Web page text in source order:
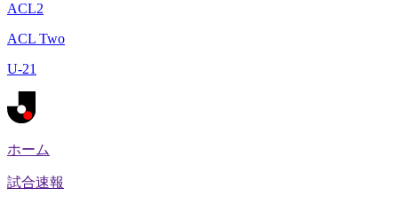
ACL2
ACL Two
U-21
ホーム
試合速報